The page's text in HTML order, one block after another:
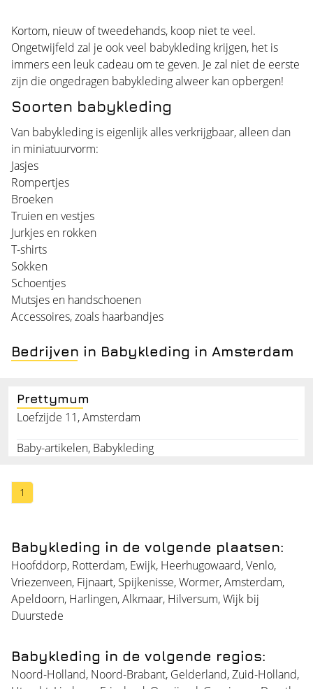
Kortom, nieuw of tweedehands, koop niet te veel.
Ongetwijfeld zal je ook veel babykleding krijgen, het is
immers een leuk cadeau om te geven. Je zal niet de eerste
zijn die ongedragen babykleding alweer kan opbergen!
Soorten babykleding
Van babykleding is eigenlijk alles verkrijgbaar, alleen dan
in miniatuurvorm:
Jasjes
Rompertjes
Broeken
Truien en vestjes
Jurkjes en rokken
T-shirts
Sokken
Schoentjes
Mutsjes en handschoenen
Accessoires, zoals haarbandjes
Bedrijven in Babykleding in Amsterdam
Prettymum
Loefzijde 11, Amsterdam
Baby-artikelen, Babykleding
1
Babykleding in de volgende plaatsen:
Hoofddorp, Rotterdam, Ewijk, Heerhugowaard,Venlo,
Vriezenveen, Fijnaart, Spijkenisse,Wormer,Amsterdam,
Apeldoorn, Harlingen,Alkmaar, Hilversum,Wijk bij
Duurstede
Babykleding in de volgende regios:
Noord-Holland, Noord-Brabant, Gelderland,Zuid-Holland,